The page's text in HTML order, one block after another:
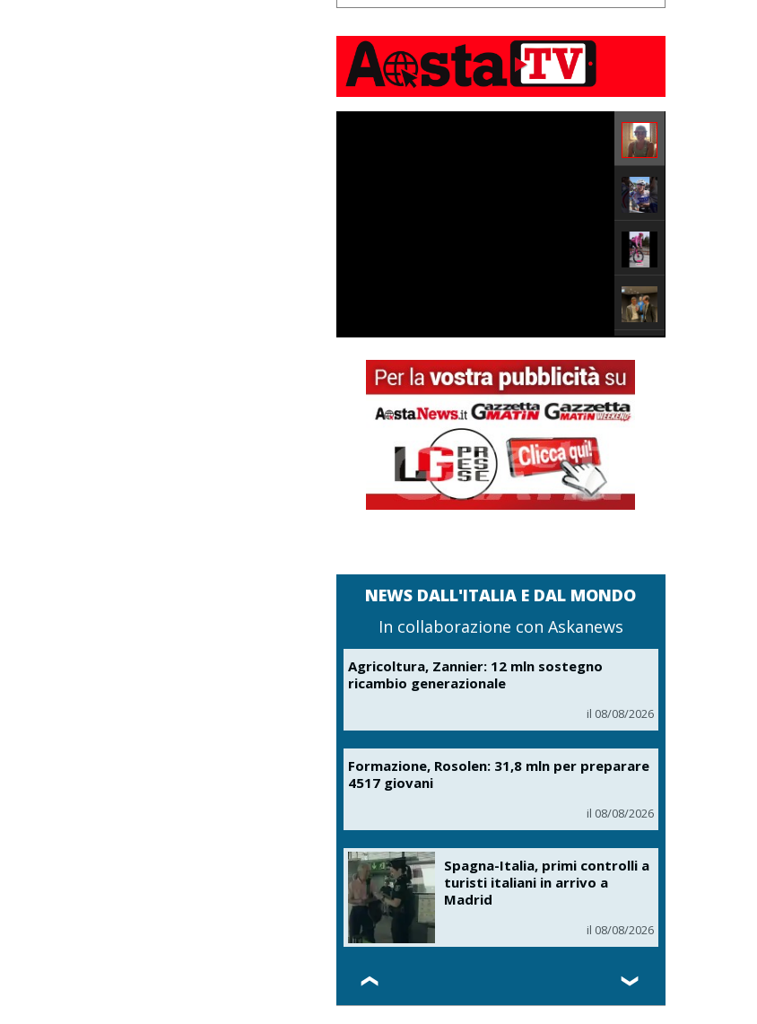
NEWS DALL'ITALIA E DAL MONDO
In collaborazione con Askanews
Agricoltura, Zannier: 12 mln sostegno
ricambio generazionale
il 08/08/2026
Formazione, Rosolen: 31,8 mln per preparare
4517 giovani
il 08/08/2026
Spagna-Italia, primi controlli a
turisti italiani in arrivo a
Madrid
il 08/08/2026
❮ ❯